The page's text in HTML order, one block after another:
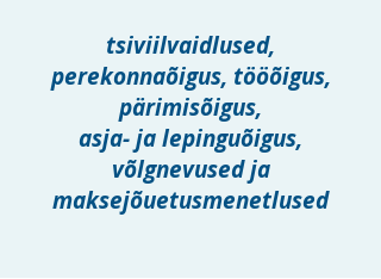
tsiviilvaidlused,
perekonnaõigus, tööõigus,
pärimisõigus,
asja- ja lepinguõigus,
võlgnevused ja
maksejõuetusmenetlused